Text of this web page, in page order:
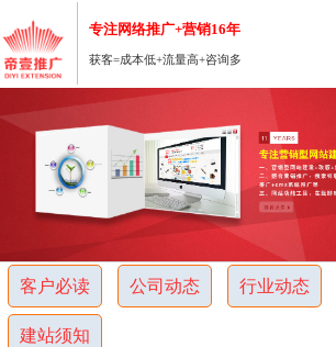
重
庆
网
络
营
专注网络推广+营销16年
获客=成本低+流量高+咨询多
客户必读 公司动态 行业动态
建站须知